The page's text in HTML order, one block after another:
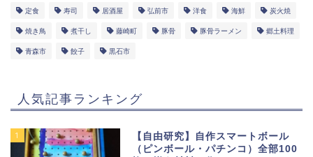
定食 寿司 居酒屋 弘前市 洋食 海鮮 炭火焼
焼き鳥 煮干し 藤崎町 豚骨 豚骨ラーメン 郷土料理
青森市 餃子 黒石市
人気記事ランキング
1
【自由研究】自作スマートボール
（ピンボール・パチンコ）全部100